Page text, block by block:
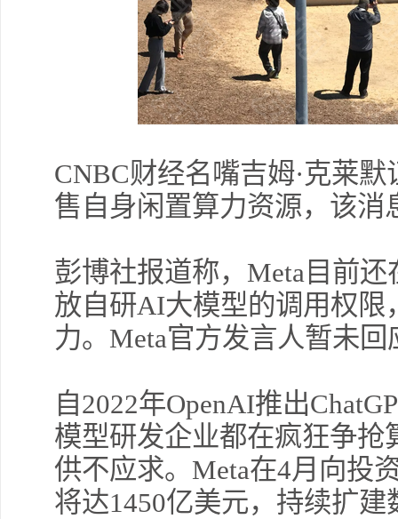
CNBC财经名嘴吉姆·克莱
售自身闲置算力资源，该消
彭博社报道称，Meta目前
放自研AI大模型的调用权
力。Meta官方发言人暂未
自2022年OpenAI推出
模型研发企业都在疯狂争
供不应求。Meta在4月向投
将达1450亿美元，持续扩